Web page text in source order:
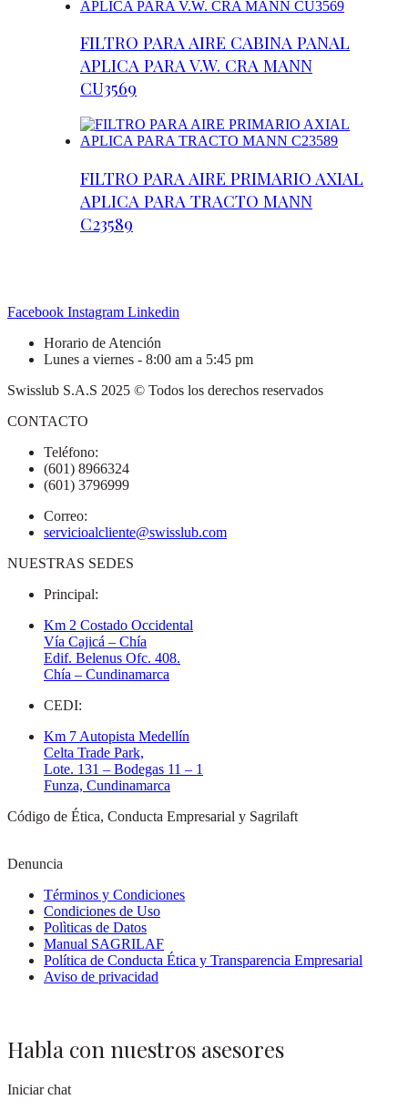
FILTRO PARA AIRE CABINA PANAL
APLICA PARA V.W. CRA MANN
CU3569
FILTRO PARA AIRE PRIMARIO AXIAL
APLICA PARA TRACTO MANN
C23589
Facebook Instagram Linkedin
Horario de Atención
Lunes a viernes - 8:00 am a 5:45 pm
Swisslub S.A.S 2025 © Todos los derechos reservados
CONTACTO
Teléfono:
(601) 8966324
(601) 3796999
Correo:
servicioalcliente@swisslub.com
NUESTRAS SEDES
Principal:
Km 2 Costado Occidental
Vía Cajicá – Chía
Edif. Belenus Ofc. 408.
Chía – Cundinamarca
CEDI:
Km 7 Autopista Medellín
Celta Trade Park,
Lote. 131 – Bodegas 11 – 1
Funza, Cundinamarca
Código de Ética, Conducta Empresarial y Sagrilaft
Denuncia
Términos y Condiciones
Condiciones de Uso
Polìticas de Datos
Manual SAGRILAF
Política de Conducta Ética y Transparencia Empresarial
Aviso de privacidad
Habla con nuestros asesores
Iniciar chat